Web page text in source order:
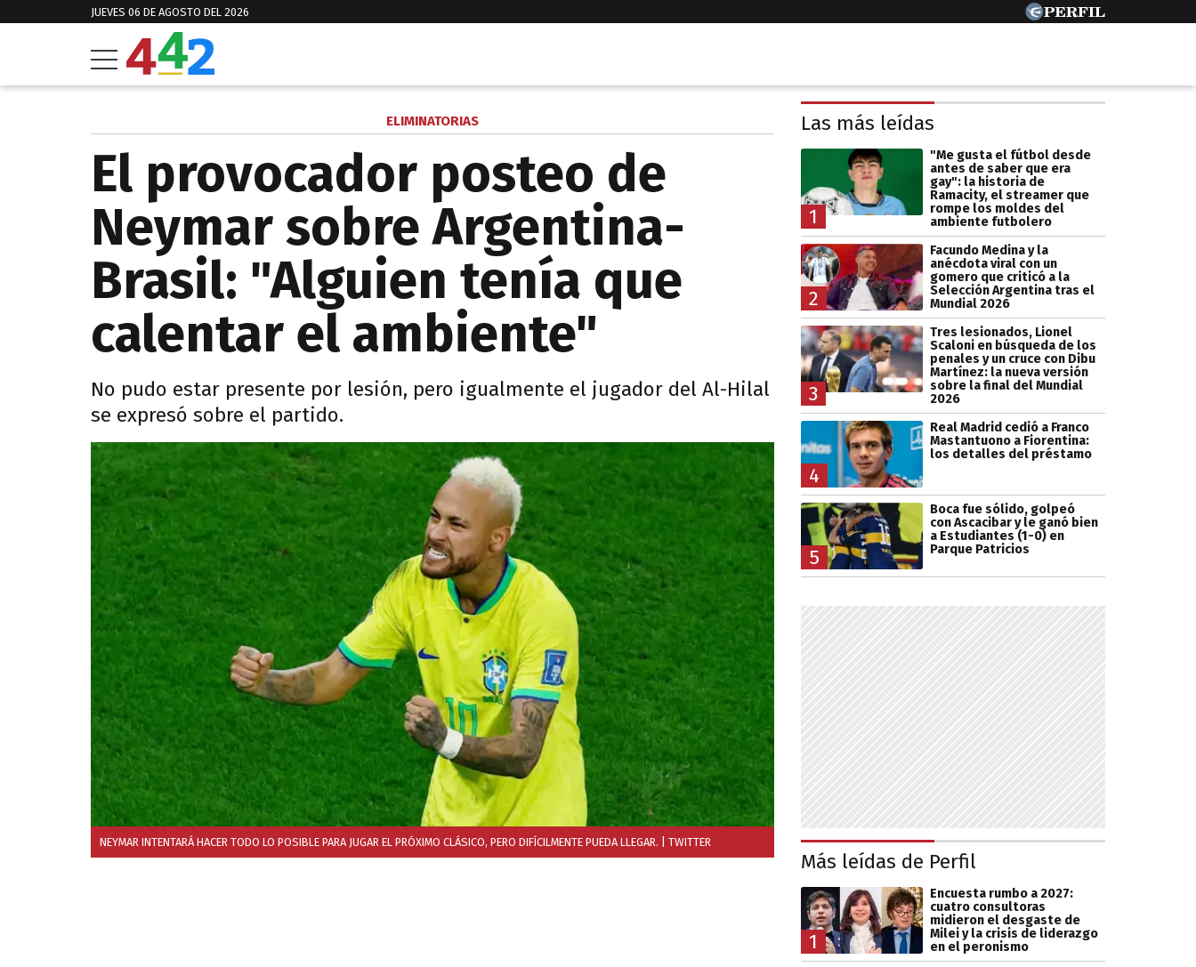
JUEVES 06 DE AGOSTO DEL 2026
ELIMINATORIAS
El provocador posteo de
Neymar sobre Argentina-
Brasil: "Alguien tenía que
calentar el ambiente"
No pudo estar presente por lesión, pero igualmente el jugador del Al-Hilal
se expresó sobre el partido.
NEYMAR INTENTARÁ HACER TODO LO POSIBLE PARA JUGAR EL PRÓXIMO CLÁSICO, PERO DIFÍCILMENTE PUEDA LLEGAR. | TWITTER
Las más leídas
1
"Me gusta el fútbol desde
antes de saber que era
gay": la historia de
Ramacity, el streamer que
rompe los moldes del
ambiente futbolero
2
Facundo Medina y la
anécdota viral con un
gomero que criticó a la
Selección Argentina tras el
Mundial 2026
3
Tres lesionados, Lionel
Scaloni en búsqueda de los
penales y un cruce con Dibu
Martínez: la nueva versión
sobre la final del Mundial
2026
4
Real Madrid cedió a Franco
Mastantuono a Fiorentina:
los detalles del préstamo
5
Boca fue sólido, golpeó
con Ascacibar y le ganó bien
a Estudiantes (1-0) en
Parque Patricios
Más leídas de Perfil
1
Encuesta rumbo a 2027:
cuatro consultoras
midieron el desgaste de
Milei y la crisis de liderazgo
en el peronismo